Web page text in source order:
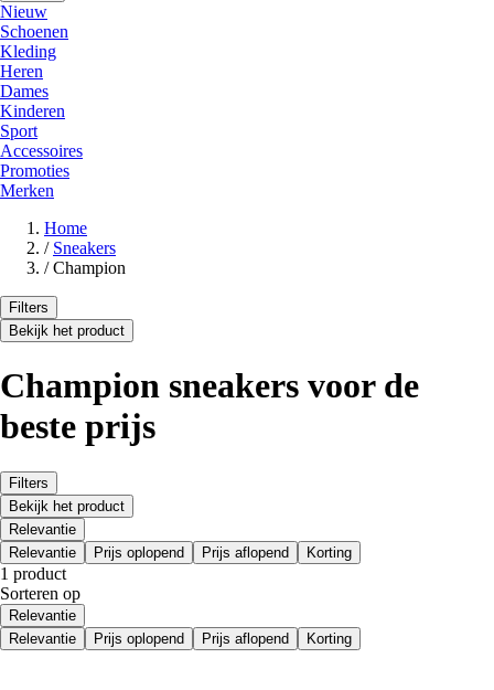
Nieuw
Schoenen
Kleding
Heren
Dames
Kinderen
Sport
Accessoires
Promoties
Merken
Home
/ Sneakers
/ Champion
Filters
Bekijk het product
Champion sneakers voor de
beste prijs
Filters
Bekijk het product
Relevantie
Relevantie
Prijs oplopend Prijs aflopend Korting
1 product
Sorteren op
Relevantie
Relevantie
Prijs oplopend Prijs aflopend Korting